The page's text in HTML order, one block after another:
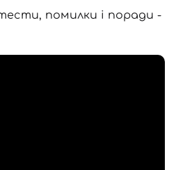
помилки і поради -